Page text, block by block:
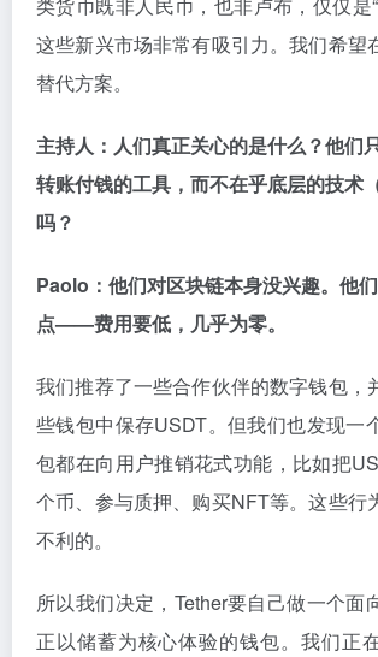
类货币既非人民币，也非卢布，仅仅是
这些新兴市场非常有吸引力。我们希望
替代方案。
主持人：人们真正关心的是什么？他们
转账付钱的工具，而不在乎底层的技术
吗？
Paolo：他们对区块链本身没兴趣。他
点——费用要低，几乎为零。
我们推荐了一些合作伙伴的数字钱包，
些钱包中保存USDT。但我们也发现一
包都在向用户推销花式功能，比如把
个币、参与质押、购买NFT等。这些行
不利的。
所以我们决定，Tether要自己做一个面
正以储蓄为核心体验的钱包。我们正